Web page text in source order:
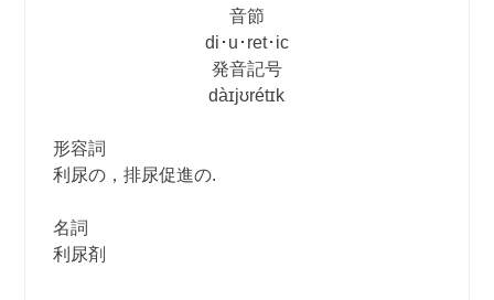
音節
di･u･ret･ic
発音記号
dàɪjʊrétɪk
形容詞
利尿の，排尿促進の.
名詞
利尿剤